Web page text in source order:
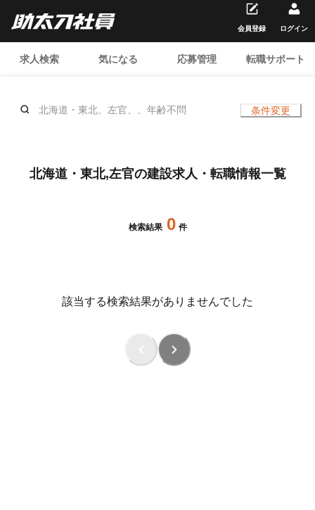
求人検索 気になる 応募管理 転職サポート
会員登録 ログイン
北海道・東北、左官、、年齢不問 条件変更
北海道・東北,左官の建設求人・転職情報一覧
検索結果 0 件
該当する検索結果がありませんでした